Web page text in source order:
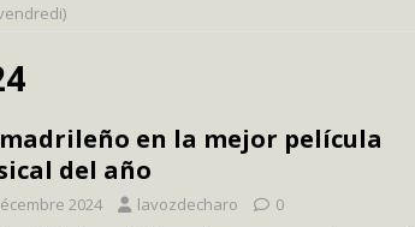
fiesta del teatro en español en Bruselas
concursos televisivos
largo del mundo
SOCIEDAD
en la mejor película
del año
2024 lavozdecharo 0